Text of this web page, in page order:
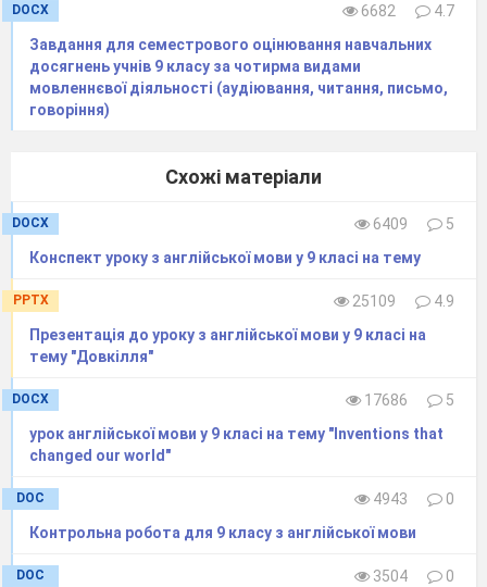
DOCX 6682
4.7
Завдання для семестрового оцінювання навчальних
досягнень учнів 9 класу за чотирма видами
мовленнєвої діяльності (аудіювання, читання, письмо,
говоріння)
Схожі матеріали
DOCX 6409
5
Конспект уроку з англійської мови у 9 класі на тему
PPTX 25109
4.9
Презентація до уроку з англійської мови у 9 класі на
тему "Довкілля"
DOCX 17686
5
урок англійської мови у 9 класі на тему "Inventions that
changed our world"
DOC 4943
0
Контрольна робота для 9 класу з англійської мови
DOC 3504
0